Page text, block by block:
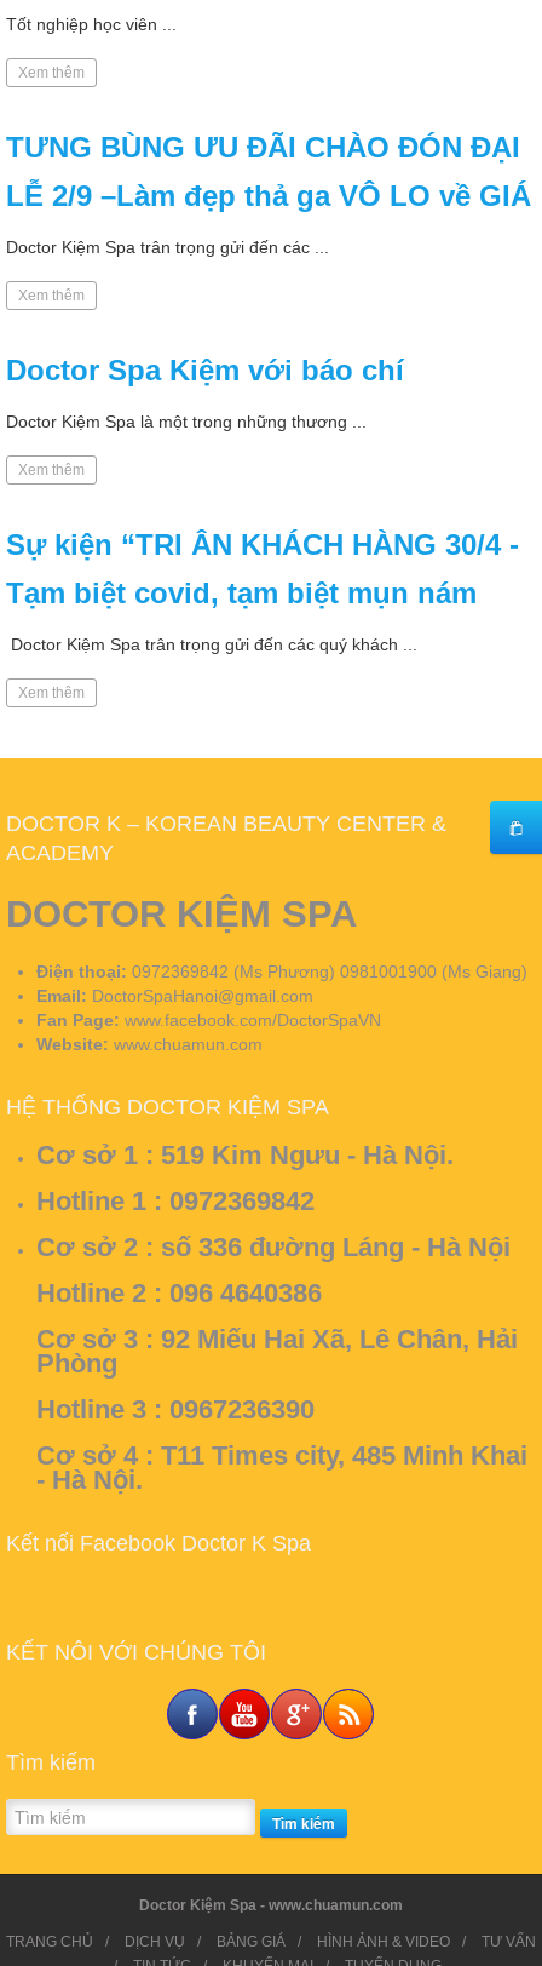
Tốt nghiệp học viên ...
Xem thêm
TƯNG BÙNG ƯU ĐÃI CHÀO ĐÓN ĐẠI
LỄ 2/9 –Làm đẹp thả ga VÔ LO về GIÁ
Doctor Kiệm Spa trân trọng gửi đến các ...
Xem thêm
Doctor Spa Kiệm với báo chí
Doctor Kiệm Spa là một trong những thương ...
Xem thêm
Sự kiện “TRI ÂN KHÁCH HÀNG 30/4 -
Tạm biệt covid, tạm biệt mụn nám
Doctor Kiệm Spa trân trọng gửi đến các quý khách ...
Xem thêm
DOCTOR K – KOREAN BEAUTY CENTER &
ACADEMY
DOCTOR KIỆM SPA
Điện thoại: 0972369842 (Ms Phương) 0981001900 (Ms Giang)
Email: DoctorSpaHanoi@gmail.com
Fan Page: www.facebook.com/DoctorSpaVN
Website: www.chuamun.com
HỆ THỐNG DOCTOR KIỆM SPA
Cơ sở 1 : 519 Kim Ngưu - Hà Nội.
Hotline 1 : 0972369842
Cơ sở 2 : số 336 đường Láng - Hà Nội
Hotline 2 : 096 4640386
Cơ sở 3 : 92 Miếu Hai Xã, Lê Chân, Hải
Phòng
Hotline 3 : 0967236390
Cơ sở 4 : T11 Times city, 485 Minh Khai
- Hà Nội.
Kết nối Facebook Doctor K Spa
KẾT NÔI VỚI CHÚNG TÔI
Tìm kiếm
Tìm kiếm
Doctor Kiệm Spa - www.chuamun.com
TRANG CHỦ / DỊCH VỤ / BẢNG GIÁ / HÌNH ẢNH & VIDEO /
TƯ VẤN